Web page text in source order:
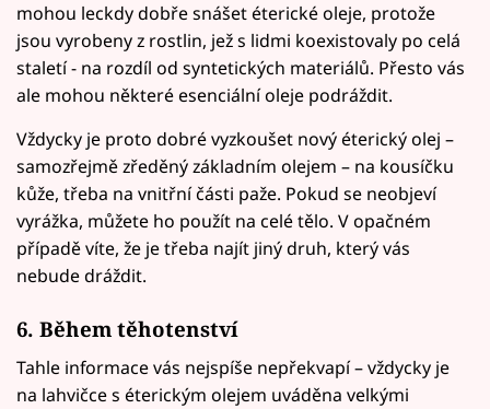
mohou leckdy dobře snášet éterické oleje, protože
jsou vyrobeny z rostlin, jež s lidmi koexistovaly po celá
staletí - na rozdíl od syntetických materiálů. Přesto vás
ale mohou některé esenciální oleje podráždit.
Vždycky je proto dobré vyzkoušet nový éterický olej –
samozřejmě zředěný základním olejem – na kousíčku
kůže, třeba na vnitřní části paže. Pokud se neobjeví
vyrážka, můžete ho použít na celé tělo. V opačném
případě víte, že je třeba najít jiný druh, který vás
nebude dráždit.
6. Během těhotenství
Tahle informace vás nejspíše nepřekvapí – vždycky je
na lahvičce s éterickým olejem uváděna velkými